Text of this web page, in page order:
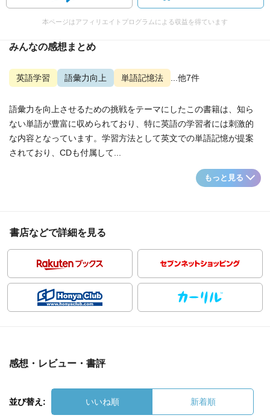
本ページはアフィリエイトプログラムによる収益を得ています
みんなの感想まとめ
英語学習 語彙力向上 単語記憶法 ...他7件
語彙力を向上させるための挑戦をテーマにしたこの書籍は、知ら
ない単語が豊富に収められており、特に英語の学習者には刺激的
な内容となっています。学習方法として英文での単語記憶が提案
されており、CDも付属して...
もっと見る
書店などで詳細を見る
感想・レビュー・書評
並び替え: いいね順 新着順